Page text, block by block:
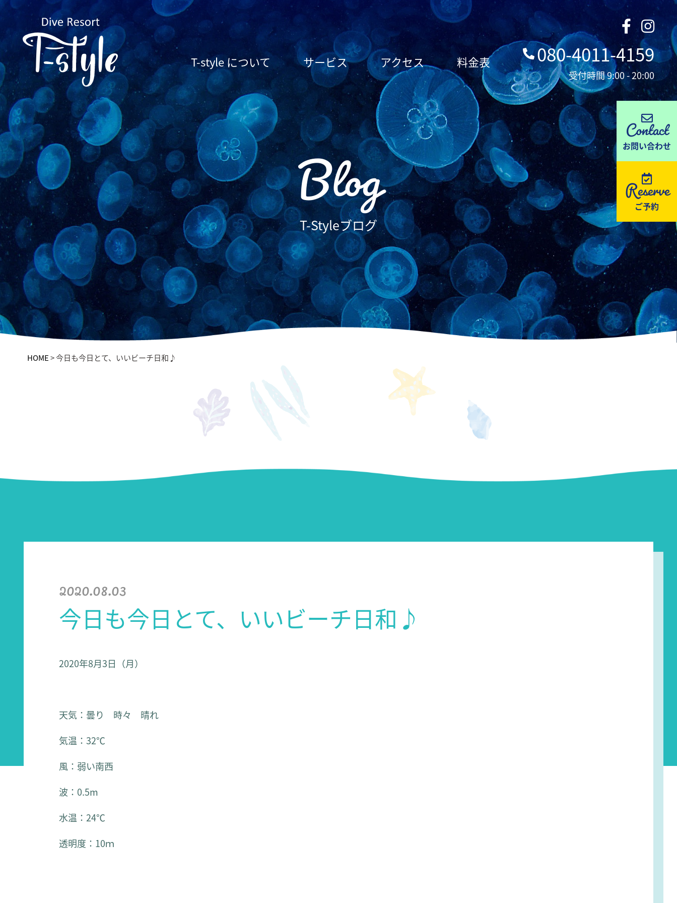
T-style について サービス アクセス 料金表 080-4011-4159
受付時間 9:00 - 20:00
Blog
T-Styleブログ
HOME>今日も今日とて、いいビーチ日和♪
2020.08.03
今日も今日とて、いいビーチ日和♪
2020年8月3日（月）
天気：曇り 時々 晴れ
気温：32℃
風：弱い南西
波：0.5m
水温：24℃
透明度：10ｍ
Contact
お問い合わせ
Reserve
ご予約